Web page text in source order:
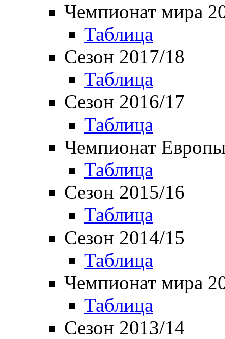
Чемпионат мира
Таблица
Сезон 2017/18
Таблица
Сезон 2016/17
Таблица
Чемпионат
Таблица
Сезон 2015/16
Таблица
Сезон 2014/15
Таблица
Чемпионат мира
Таблица
Сезон 2013/14